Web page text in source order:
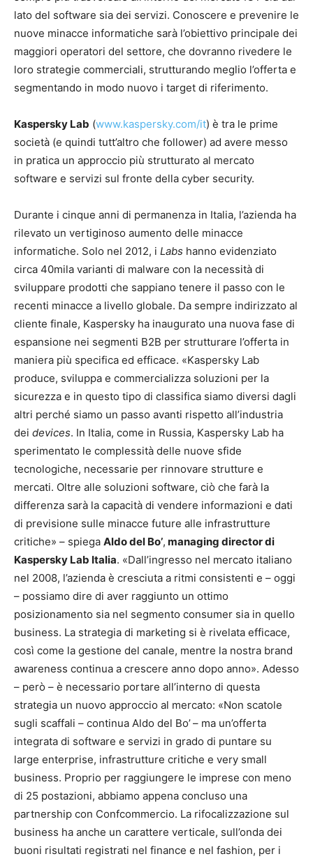
lato del software sia dei servizi. Conoscere e prevenire le
nuove minacce informatiche sarà l’obiettivo principale dei
maggiori operatori del settore, che dovranno rivedere le
loro strategie commerciali, strutturando meglio l’offerta e
segmentando in modo nuovo i target di riferimento.
Kaspersky Lab (www.kaspersky.com/it) è tra le prime
società (e quindi tutt’altro che follower) ad avere messo
in pratica un approccio più strutturato al mercato
software e servizi sul fronte della cyber security.
Durante i cinque anni di permanenza in Italia, l’azienda ha
rilevato un vertiginoso aumento delle minacce
informatiche. Solo nel 2012, i Labs hanno evidenziato
circa 40mila varianti di malware con la necessità di
sviluppare prodotti che sappiano tenere il passo con le
recenti minacce a livello globale. Da sempre indirizzato al
cliente finale, Kaspersky ha inaugurato una nuova fase di
espansione nei segmenti B2B per strutturare l’offerta in
maniera più specifica ed efficace. «Kaspersky Lab
produce, sviluppa e commercializza soluzioni per la
sicurezza e in questo tipo di classifica siamo diversi dagli
altri perché siamo un passo avanti rispetto all’industria
dei devices. In Italia, come in Russia, Kaspersky Lab ha
sperimentato le complessità delle nuove sfide
tecnologiche, necessarie per rinnovare strutture e
mercati. Oltre alle soluzioni software, ciò che farà la
differenza sarà la capacità di vendere informazioni e dati
di previsione sulle minacce future alle infrastrutture
critiche» – spiega Aldo del Bo’, managing director di
Kaspersky Lab Italia. «Dall’ingresso nel mercato italiano
nel 2008, l’azienda è cresciuta a ritmi consistenti e – oggi
– possiamo dire di aver raggiunto un ottimo
posizionamento sia nel segmento consumer sia in quello
business. La strategia di marketing si è rivelata efficace,
così come la gestione del canale, mentre la nostra brand
awareness continua a crescere anno dopo anno». Adesso
– però – è necessario portare all’interno di questa
strategia un nuovo approccio al mercato: «Non scatole
sugli scaffali – continua Aldo del Bo’– ma un’offerta
integrata di software e servizi in grado di puntare su
large enterprise, infrastrutture critiche e very small
business. Proprio per raggiungere le imprese con meno
di 25 postazioni, abbiamo appena concluso una
partnership con Confcommercio. La rifocalizzazione sul
business ha anche un carattere verticale, sull’onda dei
buoni risultati registrati nel finance e nel fashion, per i